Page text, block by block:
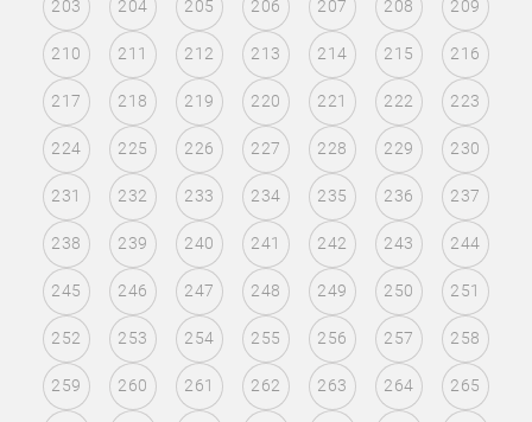
203 204 205 206 207 208 209
210 211 212 213 214 215 216
217 218 219 220 221 222 223
224 225 226 227 228 229 230
231 232 233 234 235 236 237
238 239 240 241 242 243 244
245 246 247 248 249 250 251
252 253 254 255 256 257 258
259 260 261 262 263 264 265